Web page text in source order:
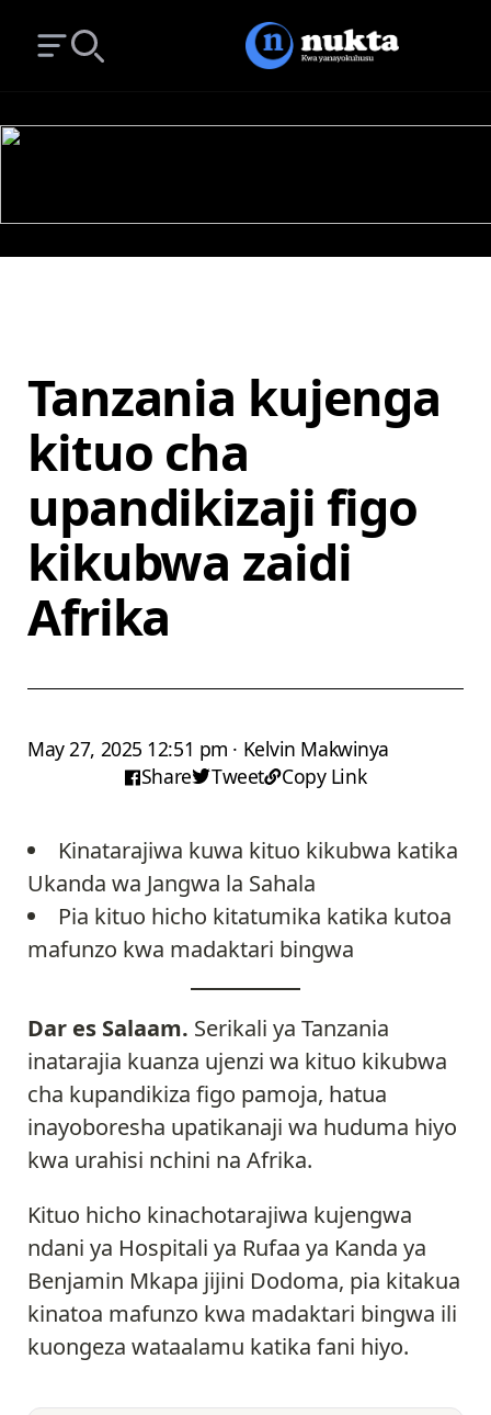
Open main menu
Tanzania kujenga
kituo cha
upandikizaji figo
kikubwa zaidi
Afrika
May 27, 2025 12:51 pm · Kelvin Makwinya
Share
Tweet Copy Link
Kinatarajiwa kuwa kituo kikubwa katika
Ukanda wa Jangwa la Sahala
Pia kituo hicho kitatumika katika kutoa
mafunzo kwa madaktari bingwa
Dar es Salaam. Serikali ya Tanzania
inatarajia kuanza ujenzi wa kituo kikubwa
cha kupandikiza figo pamoja, hatua
inayoboresha upatikanaji wa huduma hiyo
kwa urahisi nchini na Afrika.
Kituo hicho kinachotarajiwa kujengwa
ndani ya Hospitali ya Rufaa ya Kanda ya
Benjamin Mkapa jijini Dodoma, pia kitakua
kinatoa mafunzo kwa madaktari bingwa ili
kuongeza wataalamu katika fani hiyo.